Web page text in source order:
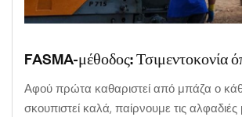
FASMA-μέθοδος: Τσιμεντοκονία
Αφού πρώτα καθαριστεί από μπάζα ο
σκουπιστεί καλά, παίρνουμε τις